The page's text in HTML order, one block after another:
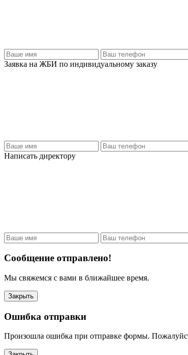
Заявка на ЖБИ по индивидуальному заказу
Написать директору
Сообщение отправлено!
Мы свяжемся с вами в ближайшее время.
Закрыть
Ошибка отправки
Произошла ошибка при отправке формы.